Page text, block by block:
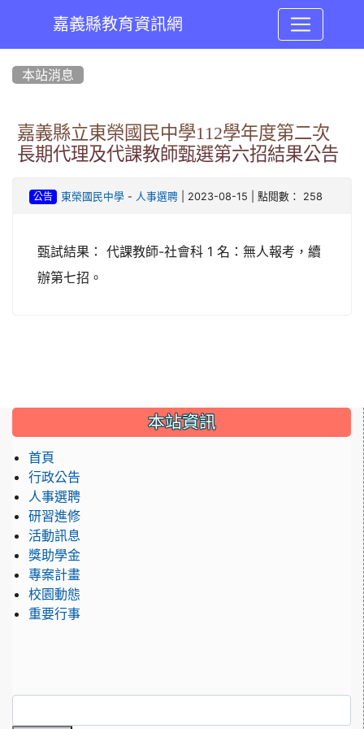
嘉義縣教育資訊網
本站消息
嘉義縣立東榮國民中學112學年度第二次
長期代理及代課教師甄選第六招結果公告
公告 東榮國民中學- 人事選聘| 2023-08-15 | 點閱數： 258
甄試結果： 代課教師-社會科 1 名：無人報考，續
辦第七招。
::: 本站資訊
首頁
行政公告
人事選聘
研習進修
活動訊息
獎助學金
專案計畫
校園動態
重要行事